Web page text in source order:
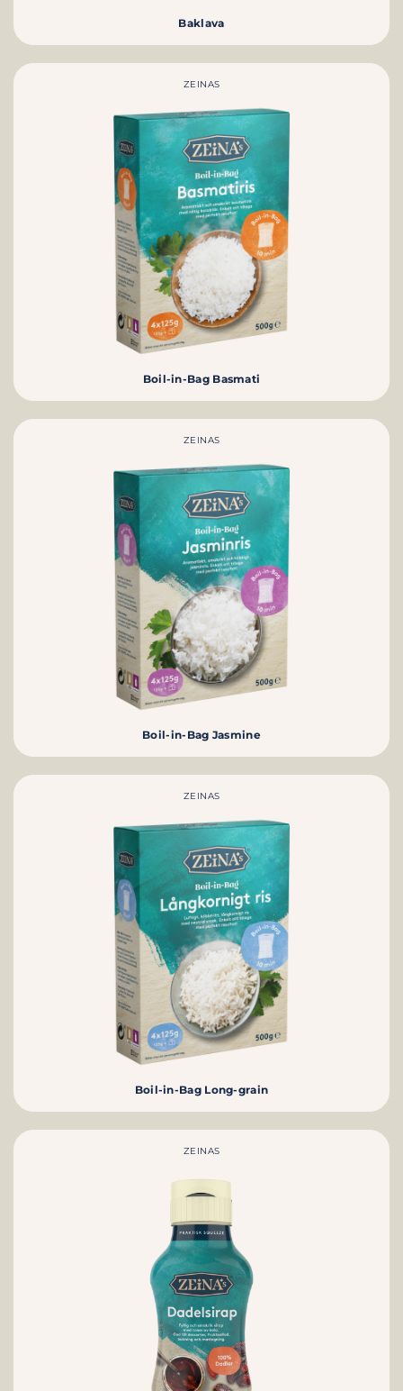
Baklava
ZEINAS
Boil-in-Bag Basmati
ZEINAS
Boil-in-Bag Jasmine
ZEINAS
Boil-in-Bag Long-grain
ZEINAS